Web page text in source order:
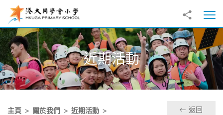
跳至主內容
分享到
打
近期活動
主頁 關於我們
近期活動
返回